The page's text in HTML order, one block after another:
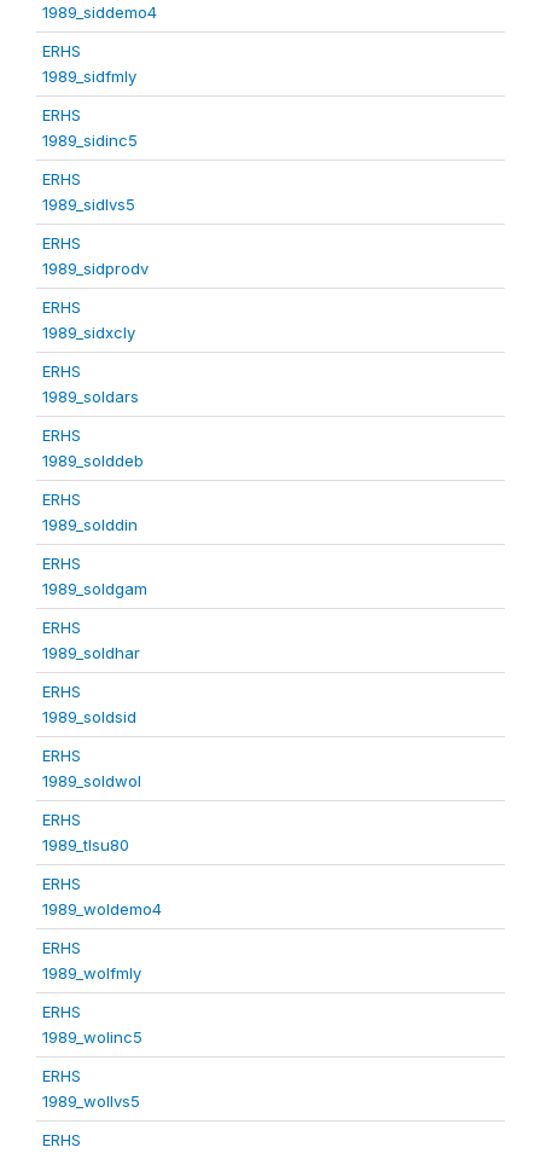
1989_siddemo4
ERHS
1989_sidfmly
ERHS
1989_sidinc5
ERHS
1989_sidlvs5
ERHS
1989_sidprodv
ERHS
1989_sidxcly
ERHS
1989_soldars
ERHS
1989_solddeb
ERHS
1989_solddin
ERHS
1989_soldgam
ERHS
1989_soldhar
ERHS
1989_soldsid
ERHS
1989_soldwol
ERHS
1989_tlsu80
ERHS
1989_woldemo4
ERHS
1989_wolfmly
ERHS
1989_wolinc5
ERHS
1989_wollvs5
ERHS